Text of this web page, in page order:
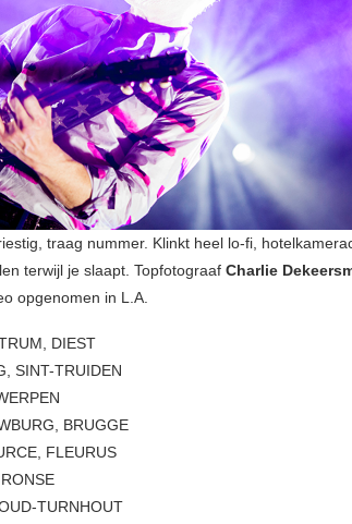
traag nummer. Klinkt heel lo-fi,
terwijl je slaapt. Topfotograaf Charlie
opgenomen in L.A.
DIEST
SINT-TRUIDEN
BRUGGE
FLEURUS
TURNHOUT